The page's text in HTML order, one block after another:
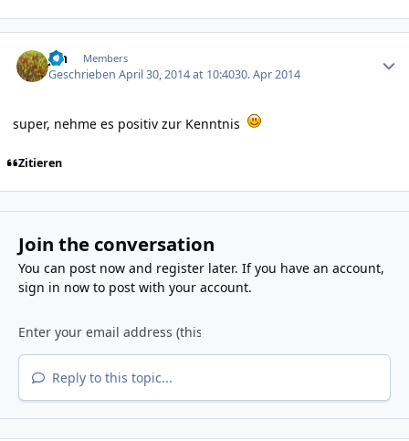
jan Members
GeschriebenApril 30, 2014 at 10:4030. Apr 2014
super, nehme es positiv zur Kenntnis
Zitieren
Join the conversation
You can post now and register later. If you have an account,
sign in nowto post with your account.
Reply to this topic...